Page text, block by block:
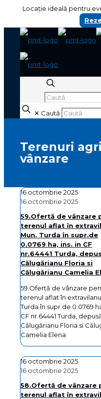
Locație ideală pentru
✕ Caută
Terenuri
vânzare
16 octombrie 2025
16 octombrie 2025
59.Ofertă de vânzare
terenul aflat în
Mun. Turda în supr.de
0.0769 ha, ins. in CF
nr.64441 Turda,
Călugărianu Floria si
Călugărianu Camelia
59.Ofertă de vânzare
terenul aflat în
Turda în supr.de 0.0769
CF nr.64441 Turda,
Călugărianu Floria si
Camelia Elena
16 octombrie 2025
16 octombrie 2025
58.Ofertă de vânzare
terenul aflat în